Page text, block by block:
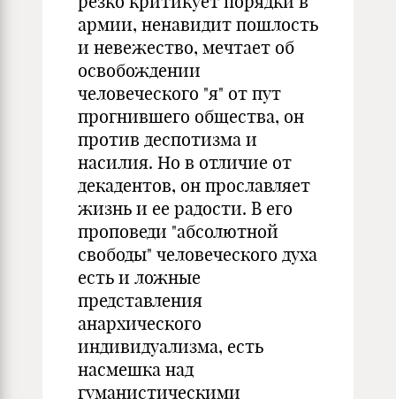
армии, ненавидит пошлость
и невежество, мечтает об
освобождении
человеческого "я" от пут
прогнившего общества, он
против деспотизма и
насилия. Но в отличие от
декадентов, он прославляет
жизнь и ее радости. В его
проповеди "абсолютной
свободы" человеческого духа
есть и ложные
представления
анархического
индивидуализма, есть
насмешка над
гуманистическими